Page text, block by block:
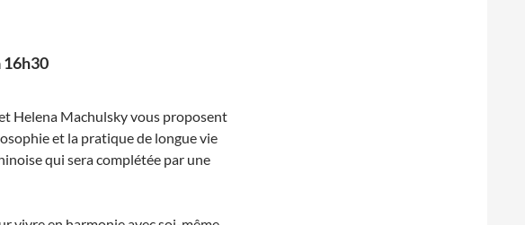
16h30
Helena Machulsky vous proposent
et la pratique de longue vie
qui sera complétée par une